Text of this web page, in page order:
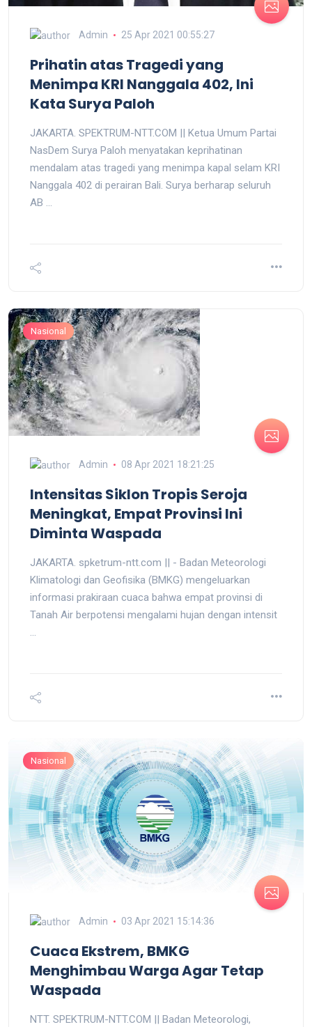
Admin 25 Apr 2021 00:55:27
Prihatin atas Tragedi yang
Menimpa KRI Nanggala 402, Ini
Kata Surya Paloh
JAKARTA. SPEKTRUM-NTT.COM || Ketua Umum Partai
NasDem Surya Paloh menyatakan keprihatinan
mendalam atas tragedi yang menimpa kapal selam KRI
Nanggala 402 di perairan Bali. Surya berharap seluruh
AB ...
Nasional
Admin 08 Apr 2021 18:21:25
Intensitas Siklon Tropis Seroja
Meningkat, Empat Provinsi Ini
Diminta Waspada
JAKARTA. spketrum-ntt.com || - Badan Meteorologi
Klimatologi dan Geofisika (BMKG) mengeluarkan
informasi prakiraan cuaca bahwa empat provinsi di
Tanah Air berpotensi mengalami hujan dengan intensit
...
Nasional
Admin 03 Apr 2021 15:14:36
Cuaca Ekstrem, BMKG
Menghimbau Warga Agar Tetap
Waspada
NTT. SPEKTRUM-NTT.COM || Badan Meteorologi,